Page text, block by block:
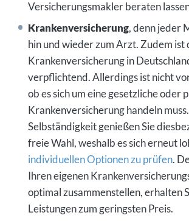
Versicherungsmakler beraten
Krankenversicherung, denn jeder
hin und wieder zum Arzt. Zudem ist
Krankenversicherung in
verpflichtend. Allerdings ist nicht
ob es sich um eine gesetzliche oder
Krankenversicherung handeln
Selbständigkeit genießen Sie
freie Wahl, weshalb es sich erneut
individuellen Optionen zu prüfen.
Ihren eigenen
optimal zusammenstellen, erhalten
Leistungen zum geringsten Preis.